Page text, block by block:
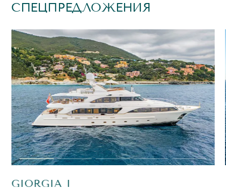
СПЕЦПРЕДЛОЖЕНИЯ
GIORGIA I